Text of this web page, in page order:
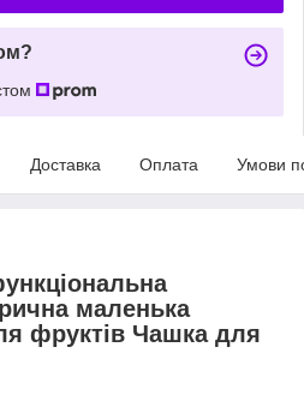
Доставка Оплата Умови
маленька
фруктів Чашка для